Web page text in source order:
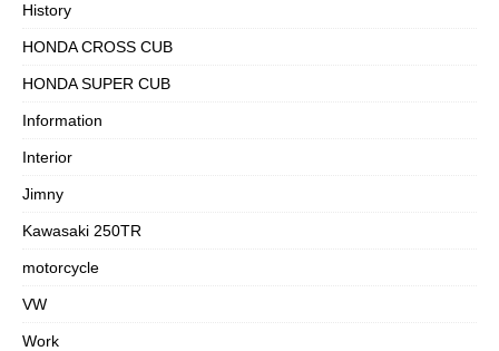
History
HONDA CROSS CUB
HONDA SUPER CUB
Information
Interior
Jimny
Kawasaki 250TR
motorcycle
VW
Work